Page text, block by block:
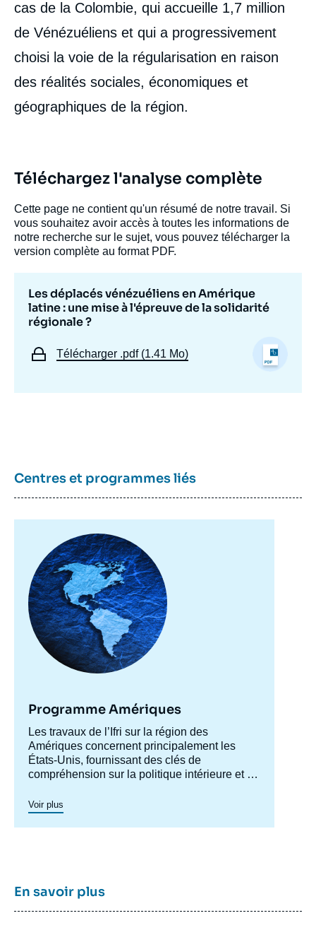
cas de la Colombie, qui accueille 1,7 million
de Vénézuéliens et qui a progressivement
choisi la voie de la régularisation en raison
des réalités sociales, économiques et
géographiques de la région.
Téléchargez l'analyse complète
Cette page ne contient qu'un résumé de notre travail. Si
vous souhaitez avoir accès à toutes les informations de
notre recherche sur le sujet, vous pouvez télécharger la
version complète au format PDF.
Les déplacés vénézuéliens en Amérique
latine : une mise à l'épreuve de la solidarité
régionale ?
Télécharger .pdf (1.41 Mo)
Centres et programmes liés
principale
Programme Amériques
Accroche
centre
Les travaux de l’Ifri sur la région des
Amériques concernent principalement les
États-Unis, fournissant des clés de
compréhension sur la politique intérieure et la
appréhender les évolutions de la politique
étrangère et de défense du pays ainsi les
questions transatlantiques et commerciales.
recherche sur le Canada
en 2016, dont les archives restent
accessibles.
Voir plus
En savoir plus
Image
couverture
de
la
publication
Alexandra CASTRO, « Les déplacés
vénézuéliens en Amérique latine : une mise
Notes, Ifri, 5 novembre 2021.
Copier